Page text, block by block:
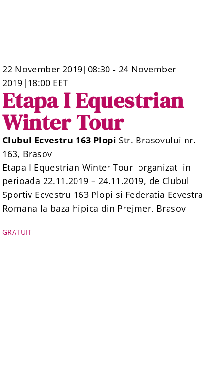
22 November 2019|08:30 - 24 November
2019|18:00 EET
Etapa I Equestrian
Winter Tour
Clubul Ecvestru 163 Plopi Str. Brasovului nr.
163, Brasov
Etapa I Equestrian Winter Tour organizat in
perioada 22.11.2019 – 24.11.2019, de Clubul
Sportiv Ecvestru 163 Plopi si Federatia Ecvestra
Romana la baza hipica din Prejmer, Brasov
GRATUIT